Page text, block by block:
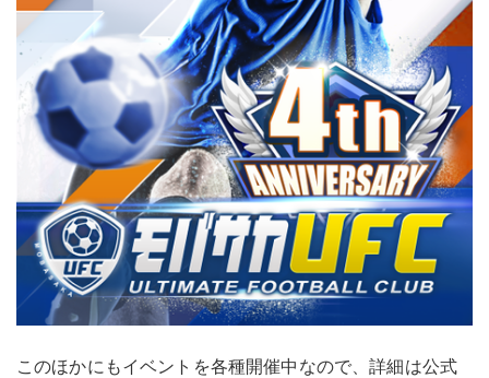
このほかにもイベントを各種開催中なので、詳細は公式